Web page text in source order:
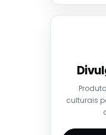
culturais